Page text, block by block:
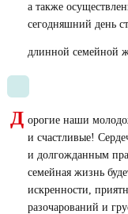
а также
сегодняшний день
длинной семейной
Д орогие наши
и счастливые!
и долгожданным
семейная жизнь
искренности,
разочарований и